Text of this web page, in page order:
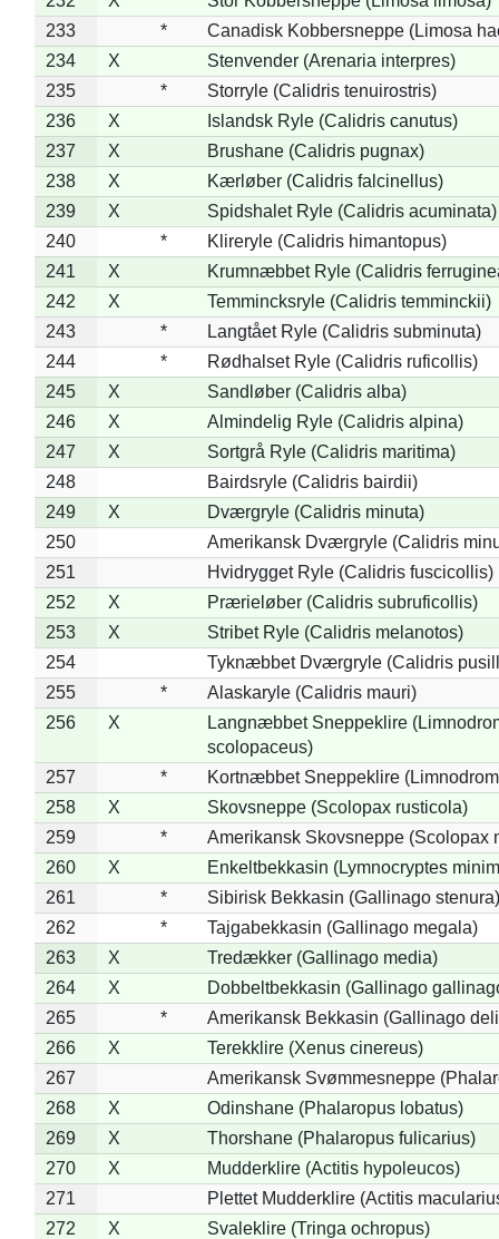
233
*
Canadisk Kobbersneppe (Limosa
234
X
Stenvender (Arenaria interpres)
235
*
Storryle (Calidris tenuirostris)
236
X
Islandsk Ryle (Calidris canutus)
237
X
Brushane (Calidris pugnax)
238
X
Kærløber (Calidris falcinellus)
239
X
Spidshalet Ryle (Calidris acuminata)
240
*
Klireryle (Calidris himantopus)
241
X
Krumnæbbet Ryle (Calidris
242
X
Temmincksryle (Calidris temminckii)
243
*
Langtået Ryle (Calidris subminuta)
244
*
Rødhalset Ryle (Calidris ruficollis)
245
X
Sandløber (Calidris alba)
246
X
Almindelig Ryle (Calidris alpina)
247
X
Sortgrå Ryle (Calidris maritima)
248
Bairdsryle (Calidris bairdii)
249
X
Dværgryle (Calidris minuta)
250
Amerikansk Dværgryle (Calidris
251
Hvidrygget Ryle (Calidris fuscicollis)
252
X
Prærieløber (Calidris subruficollis)
253
X
Stribet Ryle (Calidris melanotos)
254
Tyknæbbet Dværgryle (Calidris
255
*
Alaskaryle (Calidris mauri)
256
X
Langnæbbet Sneppeklire
scolopaceus)
257
*
Kortnæbbet Sneppeklire
258
X
Skovsneppe (Scolopax rusticola)
259
*
Amerikansk Skovsneppe (Scolopax
260
X
Enkeltbekkasin (Lymnocryptes
261
*
Sibirisk Bekkasin (Gallinago stenura)
262
*
Tajgabekkasin (Gallinago megala)
263
X
Tredækker (Gallinago media)
264
X
Dobbeltbekkasin (Gallinago
265
*
Amerikansk Bekkasin (Gallinago
266
X
Terekklire (Xenus cinereus)
267
Amerikansk Svømmesneppe
268
X
Odinshane (Phalaropus lobatus)
269
X
Thorshane (Phalaropus fulicarius)
270
X
Mudderklire (Actitis hypoleucos)
271
Plettet Mudderklire (Actitis
272
X
Svaleklire (Tringa ochropus)